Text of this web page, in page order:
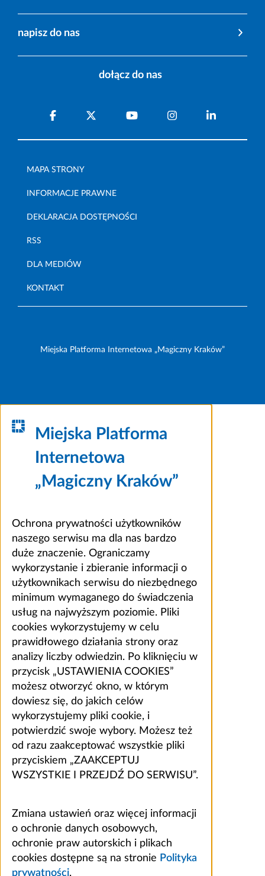
napisz do nas
dołącz do nas
MAPA STRONY
INFORMACJE PRAWNE
DEKLARACJA DOSTĘPNOŚCI
RSS
DLA MEDIÓW
KONTAKT
Miejska Platforma Internetowa „Magiczny Kraków”
Miejska Platforma
Internetowa
„Magiczny Kraków”
Ochrona prywatności użytkowników
naszego serwisu ma dla nas bardzo
duże znaczenie. Ograniczamy
wykorzystanie i zbieranie informacji o
użytkownikach serwisu do niezbędnego
minimum wymaganego do świadczenia
usług na najwyższym poziomie. Pliki
cookies wykorzystujemy w celu
prawidłowego działania strony oraz
analizy liczby odwiedzin. Po kliknięciu w
przycisk „USTAWIENIA COOKIES”
możesz otworzyć okno, w którym
dowiesz się, do jakich celów
wykorzystujemy pliki cookie, i
potwierdzić swoje wybory. Możesz też
od razu zaakceptować wszystkie pliki
przyciskiem „ZAAKCEPTUJ
WSZYSTKIE I PRZEJDŹ DO SERWISU”.
Zmiana ustawień oraz więcej informacji
o ochronie danych osobowych,
ochronie praw autorskich i plikach
cookies dostępne są na stronie Polityka
prywatności.